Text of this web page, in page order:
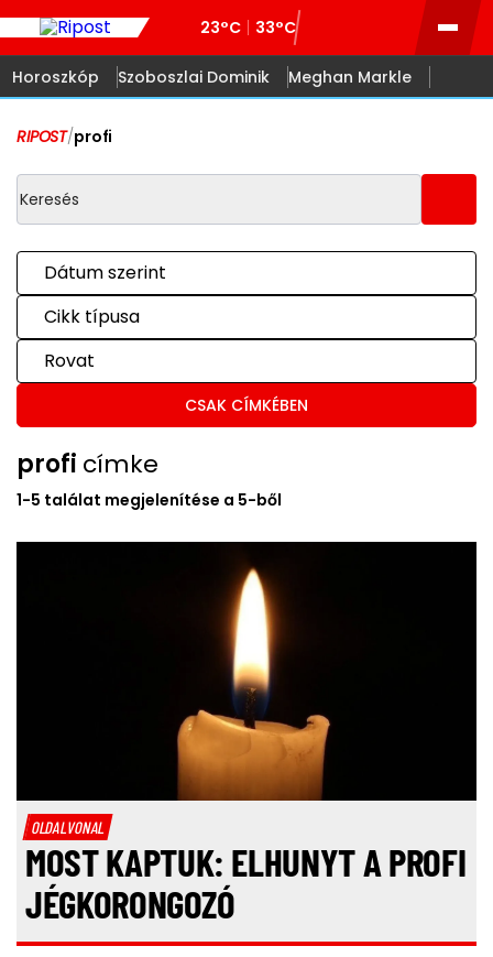
23°C 33°C
Horoszkóp Szoboszlai Dominik Meghan Markle
RIPOST/profi
Dátum szerint
Cikk típusa
Rovat
CSAK CÍMKÉBEN
profi címke
1-5 találat megjelenítése a 5-ből
OLDALVONAL
MOST KAPTUK: ELHUNYT A PROFI
JÉGKORONGOZÓ